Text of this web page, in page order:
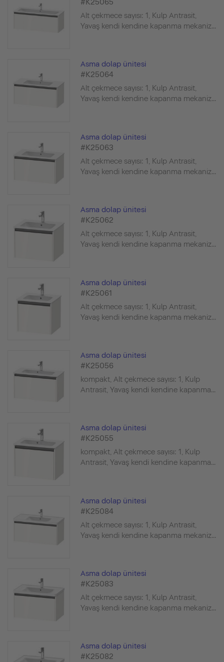
#K25065
Alt çekmece sayısı: 1, Kulp Antrasit,
Yavaş kendi kendine kapanma mekaniz...
Asma dolap ünitesi
#K25064
Alt çekmece sayısı: 1, Kulp Antrasit,
Yavaş kendi kendine kapanma mekaniz...
Asma dolap ünitesi
#K25063
Alt çekmece sayısı: 1, Kulp Antrasit,
Yavaş kendi kendine kapanma mekaniz...
Asma dolap ünitesi
#K25062
Alt çekmece sayısı: 1, Kulp Antrasit,
Yavaş kendi kendine kapanma mekaniz...
Asma dolap ünitesi
#K25061
Alt çekmece sayısı: 1, Kulp Antrasit,
Yavaş kendi kendine kapanma mekaniz...
Asma dolap ünitesi
#K25056
kompakt, Alt çekmece sayısı: 1, Kulp
Antrasit, Yavaş kendi kendine kapanma...
Asma dolap ünitesi
#K25055
kompakt, Alt çekmece sayısı: 1, Kulp
Antrasit, Yavaş kendi kendine kapanma...
Asma dolap ünitesi
#K25084
Alt çekmece sayısı: 1, Kulp Antrasit,
Yavaş kendi kendine kapanma mekaniz...
Asma dolap ünitesi
#K25083
Alt çekmece sayısı: 1, Kulp Antrasit,
Yavaş kendi kendine kapanma mekaniz...
Asma dolap ünitesi
#K25082